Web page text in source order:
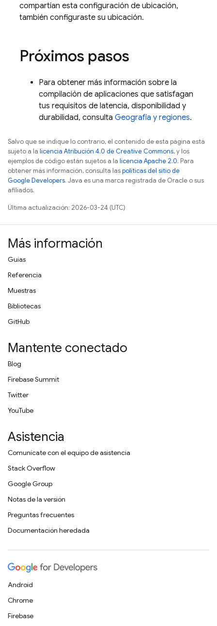
compartían esta configuración de ubicación,
también configuraste su ubicación.
Próximos pasos
Para obtener más información sobre la
compilación de aplicaciones que satisfagan
tus requisitos de latencia, disponibilidad y
durabilidad, consulta Geografía y regiones.
Salvo que se indique lo contrario, el contenido de esta página está
sujeto a la licencia Atribución 4.0 de Creative Commons, y los
ejemplos de código están sujetos a la licencia Apache 2.0. Para
obtener más información, consulta laspolíticas del sitio de
Google Developers. Java es una marca registrada de Oracle o sus
afiliados.
Última actualización: 2026-03-24 (UTC)
Más información
Guías
Referencia
Muestras
Bibliotecas
GitHub
Mantente conectado
Blog
Firebase Summit
Twitter
YouTube
Asistencia
Comunícate con el equipo de asistencia
Stack Overflow
Google Group
Notas de la versión
Preguntas frecuentes
Documentación heredada
Android
Chrome
Firebase